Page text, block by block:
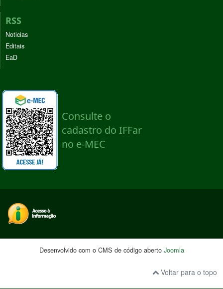
RSS
Noticias
Editais
EaD
Desenvolvido com o CMS de código aberto Joomla
Voltar para o topo